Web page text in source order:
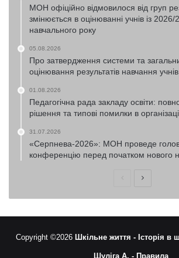
МОН офіційно відмовилося від груп
змінюється в оцінюванні учнів із 2026/
навчального року
05.08.2026
Про затвердження системи та
оцінювання результатів навчання учнів
01.08.2026
Педагогічна рада закладу освіти:
рішення та типові помилки в
31.07.2026
«Серпнева-2026»: МОН проведе
конференцію перед початком нового
ПопередняНаступна
Copyright ©2026 Шкільне життя - Історія в
Шуліга А. - Правила